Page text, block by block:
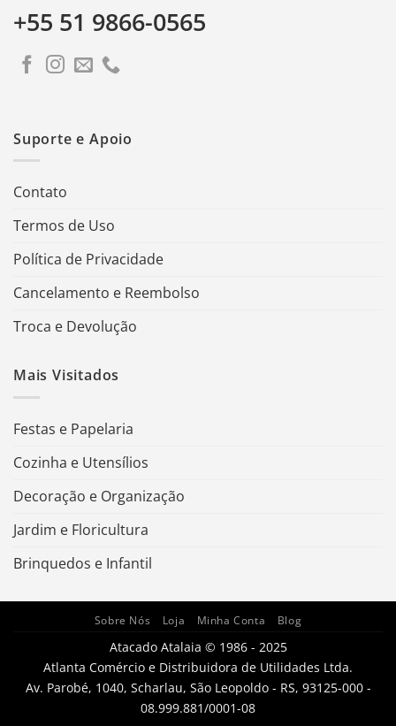
+55 51 9866-0565
Suporte e Apoio
Contato
Termos de Uso
Política de Privacidade
Cancelamento e Reembolso
Troca e Devolução
Mais Visitados
Festas e Papelaria
Cozinha e Utensílios
Decoração e Organização
Jardim e Floricultura
Brinquedos e Infantil
Sobre Nós Loja Minha Conta Blog
Atacado Atalaia © 1986 - 2025
Atlanta Comércio e Distribuidora de Utilidades Ltda.
Av. Parobé, 1040, Scharlau, São Leopoldo - RS, 93125-000 -
08.999.881/0001-08